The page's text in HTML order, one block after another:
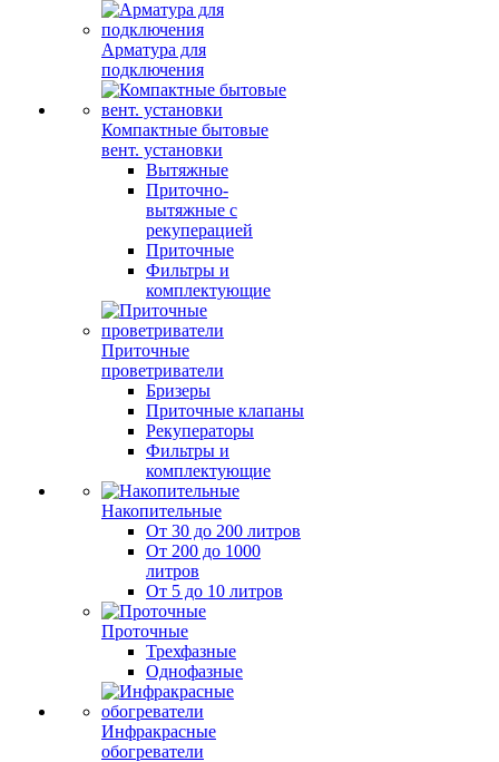
Арматура для
подключения
Компактные бытовые
вент. установки
Вытяжные
Приточно-
вытяжные с
рекуперацией
Приточные
Фильтры и
комплектующие
Приточные
проветриватели
Бризеры
Приточные клапаны
Рекуператоры
Фильтры и
комплектующие
Накопительные
От 30 до 200 литров
От 200 до 1000
литров
От 5 до 10 литров
Проточные
Трехфазные
Однофазные
Инфракрасные
обогреватели